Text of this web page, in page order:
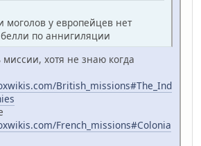
моголов у европейцев нет
белли по аннигиляции
миссии, хотя не знаю когда
British_missions#The_Ind
French_missions#Colonia